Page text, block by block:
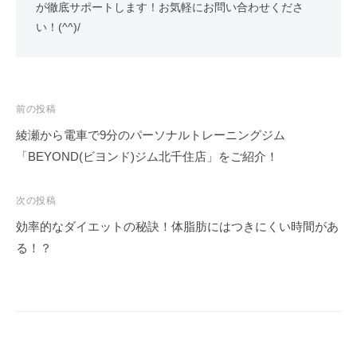
が徹底サポートします！お気軽にお問い合わせくださ
い！(^^)/
投
稿
ビ
ゲ
前の投稿
綾瀬から電車で9分のパーソナルトレーニングジム
「BEYOND(ビヨンド)ジム北千住店」をご紹介！
次の投稿
効率的なダイエットの秘訣！体脂肪にはつきにくい時間があ
る！？